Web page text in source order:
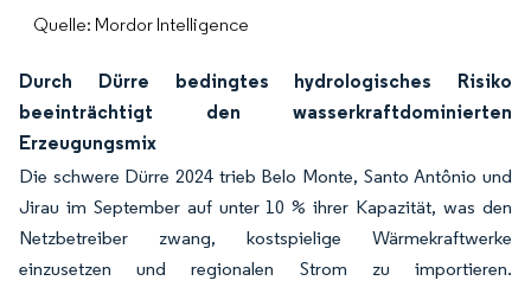
Quelle: Mordor Intelligence
Durch Dürre bedingtes hydrologisches Risiko
beeinträchtigt den wasserkraftdominierten
Erzeugungsmix
Die schwere Dürre 2024 trieb Belo Monte, Santo Antônio und
Jirau im September auf unter 10 % ihrer Kapazität, was den
Netzbetreiber zwang, kostspielige Wärmekraftwerke
einzusetzen und regionalen Strom zu importieren.